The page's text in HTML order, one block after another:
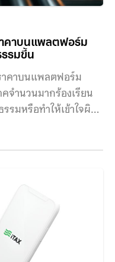
คาบนแพลตฟอร์ม
รรมขึ้น
าคาบนแพลตฟอร์ม
จำนวนมากร้องเรียน
รมหรือทำให้เข้าใจผิด
ขายอย่างไม่เป็นธรรม
นั้นหลายครั้งมักสร้าง
อาลีบาบาถูกปรับไป
เมิดกฎหมายต่อต้าน
สินดังกล่าว แต่มาในปี
ดูเหมือนจะเพิกเฉย